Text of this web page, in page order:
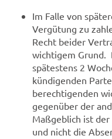
Im Falle von
Vergütung zu
Recht beider
wichtigem Grund.
spätestens 2
kündigenden
berechtigenden
gegenüber der
Maßgeblich ist
und nicht die